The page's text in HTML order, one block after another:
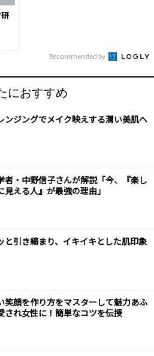
Recommended by
におすすめ
ンジングでメイク映えする潤い美肌へ
者・中野信子さんが解説「今、『楽し
見える人』が最強の理由」
と引き締まり、イキイキとした肌印象
笑顔を作り方をマスターして魅力あふ
され女性に！簡単なコツを伝授